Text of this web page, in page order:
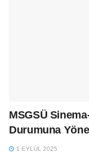
MSGSÜ
Durumuna
1 EYLÜL 2025